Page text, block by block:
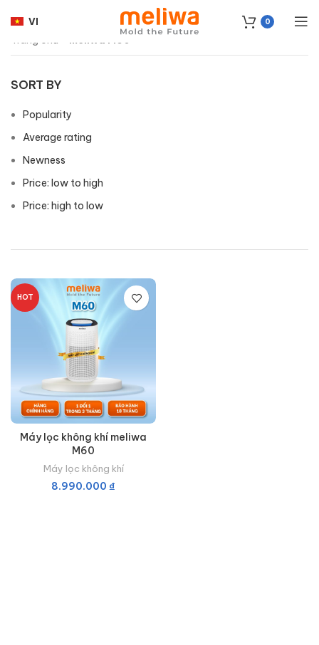
VI 0
Trang chủ meliwa M60
SORT BY
Popularity
Average rating
Newness
Price: low to high
Price: high to low
HOT
Máy lọc không khí meliwa
M60
Máy lọc không khí
8.990.000 ₫